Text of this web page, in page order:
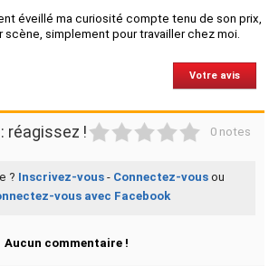
éveillé ma curiosité compte tenu de son prix,
scène, simplement pour travailler chez moi.
Votre avis
réagissez ! 0 notes
? Inscrivez-vous- Connectez-vousou
vous avec Facebook
Aucun commentaire !